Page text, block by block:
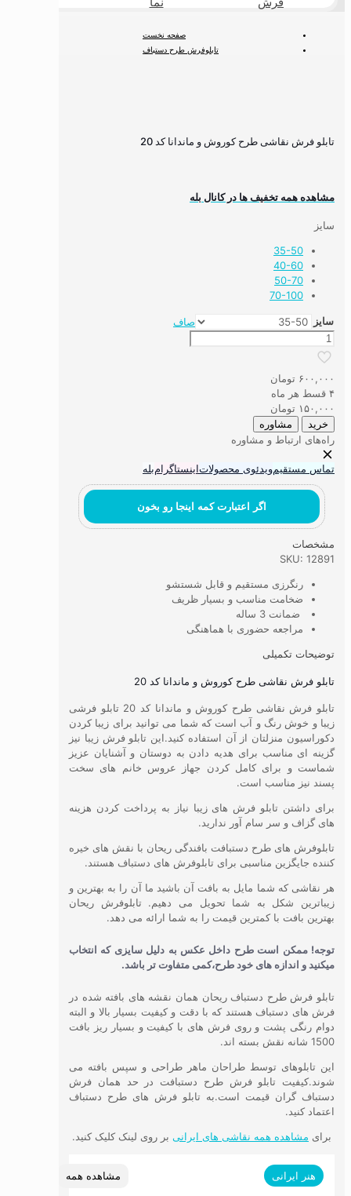
صفحه نخست
تابلوفرش طرح دستباف
تابلو فرش نقاشی طرح کوروش و ماندانا کد 20
مشاهده همه تخفیف ها در کانال بله
سایز
35-50
40-60
50-70
70-100
سایز
صاف
تابلو
فرش
نقاشی
طرح
کوروش
و
ماندانا
کد
20
عدد
۶۰۰,۰۰۰ تومان
۴ قسط هر ماه
۱۵۰,۰۰۰ تومان
خرید مشاوره
راه‌های ارتباط و مشاوره
تماس مستقیمویدئوی محصولاتاینستاگرامبله
اگر اعتبارت کمه اینجا رو بخون
مشخصات
SKU: 12891
رنگرزی مستقیم و قابل شستشو
ضخامت مناسب و بسیار ظریف
ضمانت 3 ساله
مراجعه حضوری با هماهنگی
توضیحات تکمیلی
تابلو فرش نقاشی طرح کوروش و ماندانا کد 20
تابلو فرش نقاشی طرح کوروش و ماندانا کد 20 تابلو فرشی
زیبا و خوش رنگ و آب است که شما می توانید برای زیبا کردن
دکوراسیون منزلتان از آن استفاده کنید.این تابلو فرش زیبا نیز
گزینه ای مناسب برای هدیه دادن به دوستان و آشنایان عزیز
شماست و برای کامل کردن جهاز عروس خانم های سخت
پسند نیز مناسب است.
برای داشتن تابلو فرش های زیبا نیاز به پرداخت کردن هزینه
های گزاف و سر سام آور ندارید.
تابلوفرش های طرح دستبافت بافندگی ریحان با نقش های خیره
کننده جایگزین مناسبی برای تابلوفرش های دستباف هستند.
هر نقاشی که شما مایل به بافت آن باشید ما آن را به بهترین و
زیباترین شکل به شما تحویل می دهیم. تابلوفرش ریحان
بهترین بافت با کمترین قیمت را به شما ارائه می دهد.
توجه! ممکن است طرح داخل عکس به دلیل سایزی که انتخاب
میکنید و اندازه های خود طرح،کمی متفاوت تر باشد.
تابلو فرش طرح دستباف ریحان همان نقشه های بافته شده در
فرش های دستباف هستند که با دقت و کیفیت بسیار بالا و البته
دوام رنگی پشت و روی فرش های با کیفیت و بسیار ریز بافت
1500 شانه نقش بسته اند.
این تابلوهای توسط طراحان ماهر طراحی و سپس بافته می
شوند.کیفیت تابلو فرش طرح دستبافت در حد همان فرش
دستباف گران قیمت است.به تابلو فرش های طرح دستباف
اعتماد کنید.
برای مشاهده همه نقاشی های ایرانی بر روی لینک کلیک کنید.
هنر ایرانی مشاهده همه